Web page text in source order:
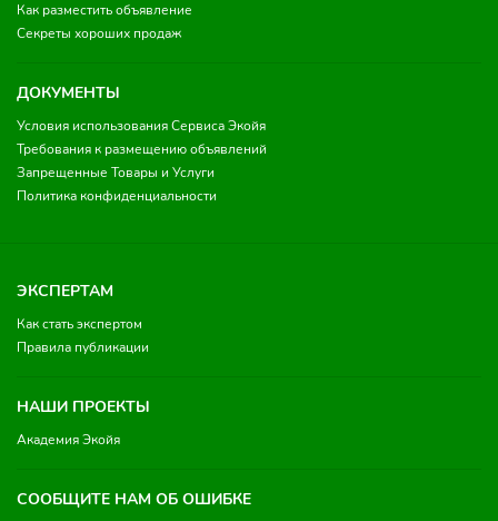
Как разместить объявление
Секреты хороших продаж
ДОКУМЕНТЫ
Условия использования Сервиса Экойя
Требования к размещению объявлений
Запрещенные Товары и Услуги
Политика конфиденциальности
ЭКСПЕРТАМ
Как стать экспертом
Правила публикации
НАШИ ПРОЕКТЫ
Академия Экойя
СООБЩИТЕ НАМ ОБ ОШИБКЕ